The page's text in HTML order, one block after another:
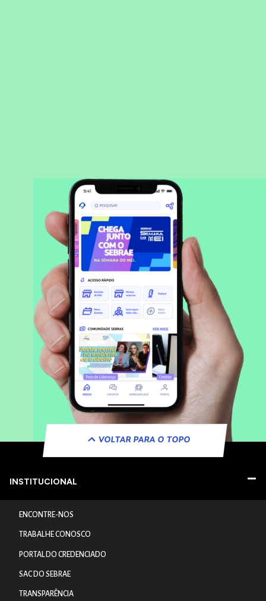
VOLTAR PARA O TOPO
INSTITUCIONAL
ENCONTRE-NOS
TRABALHE CONOSCO
PORTAL DO CREDENCIADO
SAC DO SEBRAE
TRANSPARÊNCIA